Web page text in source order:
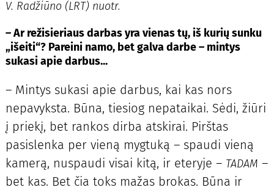
V. Radžiūno (LRT) nuotr.
– Ar režisieriaus darbas yra vienas tų, iš kurių sunku
„išeiti“? Pareini namo, bet galva darbe – mintys
sukasi apie darbus...
– Mintys sukasi apie darbus, kai kas nors
nepavyksta. Būna, tiesiog nepataikai. Sėdi, žiūri
į priekį, bet rankos dirba atskirai. Pirštas
pasislenka per vieną mygtuką – spaudi vieną
kamerą, nuspaudi visai kitą, ir eteryje – TADAM –
bet kas. Bet čia toks mažas brokas. Būna ir